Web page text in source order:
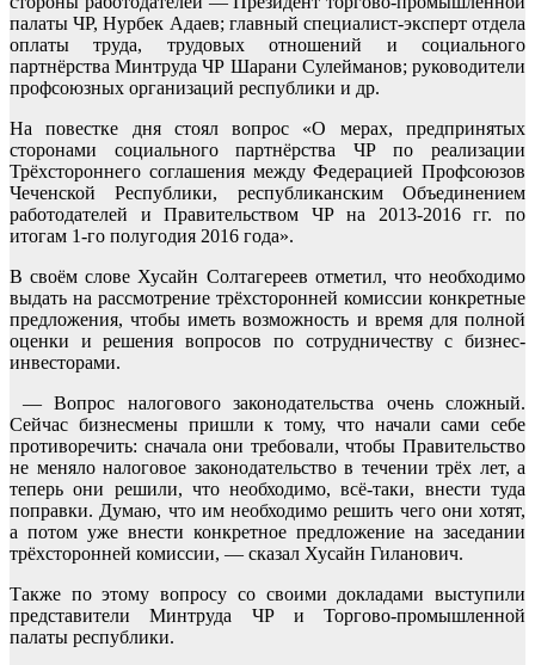
палаты ЧР, Нурбек Адаев; главный специалист-эксперт отдела
оплаты труда, трудовых отношений и социального
партнёрства Минтруда ЧР Шарани Сулейманов; руководители
профсоюзных организаций республики и др.
На повестке дня стоял вопрос «О мерах, предпринятых
сторонами социального партнёрства ЧР по реализации
Трёхстороннего соглашения между Федерацией Профсоюзов
Чеченской Республики, республиканским Объединением
работодателей и Правительством ЧР на 2013-2016 гг. по
итогам 1-го полугодия 2016 года».
В своём слове Хусайн Солтагереев отметил, что необходимо
выдать на рассмотрение трёхсторонней комиссии конкретные
предложения, чтобы иметь возможность и время для полной
оценки и решения вопросов по сотрудничеству с бизнес-
инвесторами.
— Вопрос налогового законодательства очень сложный.
Сейчас бизнесмены пришли к тому, что начали сами себе
противоречить: сначала они требовали, чтобы Правительство
не меняло налоговое законодательство в течении трёх лет, а
теперь они решили, что необходимо, всё-таки, внести туда
поправки. Думаю, что им необходимо решить чего они хотят,
а потом уже внести конкретное предложение на заседании
трёхсторонней комиссии, — сказал Хусайн Гиланович.
Также по этому вопросу со своими докладами выступили
представители Минтруда ЧР и Торгово-промышленной
палаты республики.